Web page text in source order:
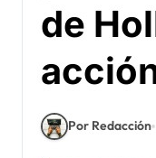
de
Por Redacción